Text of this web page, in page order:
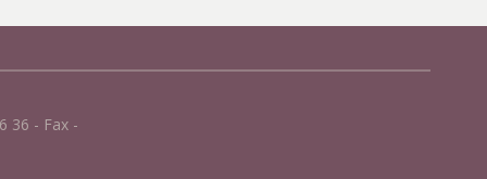
36 - Fax -